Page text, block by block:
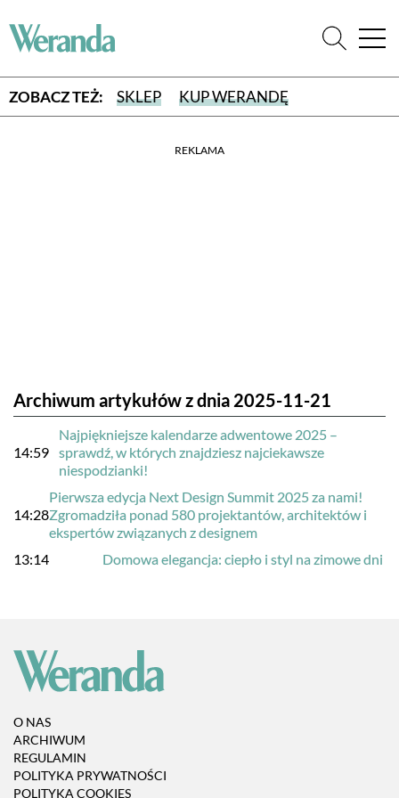
ZOBACZ TEŻ: SKLEP KUP WERANDĘ
REKLAMA
Archiwum artykułów z dnia 2025-11-21
14:59
Najpiękniejsze kalendarze adwentowe 2025 –
sprawdź, w których znajdziesz najciekawsze
niespodzianki!
14:28
Pierwsza edycja Next Design Summit 2025 za nami!
Zgromadziła ponad 580 projektantów, architektów i
ekspertów związanych z designem
13:14
Domowa elegancja: ciepło i styl na zimowe dni
O NAS
ARCHIWUM
REGULAMIN
POLITYKA PRYWATNOŚCI
POLITYKA COOKIES